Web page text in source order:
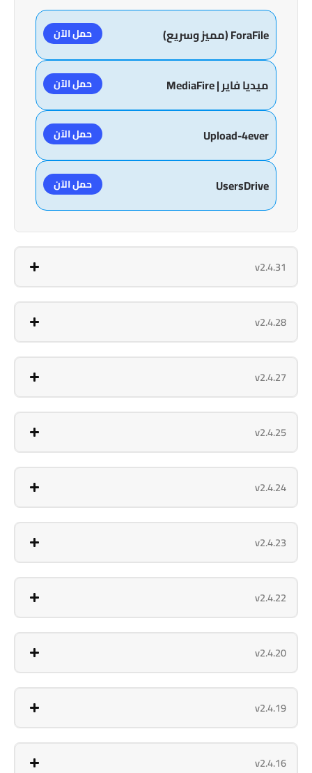
ForaFile (مميز وسريع) حمل الآن
ميديا فاير | MediaFire حمل الآن
Upload-4ever حمل الآن
UsersDrive حمل الآن
v2.4.31
v2.4.28
v2.4.27
v2.4.25
v2.4.24
v2.4.23
v2.4.22
v2.4.20
v2.4.19
v2.4.16